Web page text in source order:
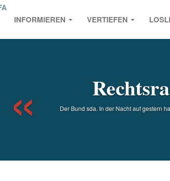
INFORMIEREN VERTIEFEN
Der Bund sda. In der Nacht auf gestern